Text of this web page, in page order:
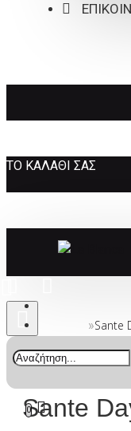
ΤΟ ΚΑΛΆΘΙ ΣΑΣ
0
Sante
Sante